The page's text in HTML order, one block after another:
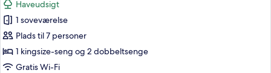
View
Double
billeder
af
Familiesuite
-
udsigt
Haveudsigt
1 soveværelse
Plads til 7 personer
1 kingsize-seng og 2 dobbeltsenge
Gratis Wi-Fi